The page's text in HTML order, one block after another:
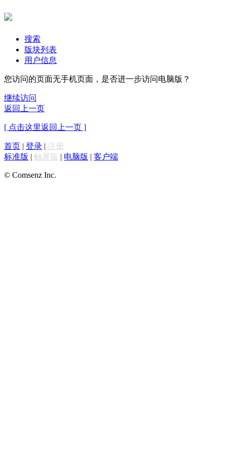
搜索
版块列表
用户信息
您访问的页面无手机页面，是否进一步访问电脑版？
继续访问
返回上一页
[ 点击这里返回上一页 ]
首页 | 登录 | 注册
标准版 | 触屏版 | 电脑版 | 客户端
© Comsenz Inc.